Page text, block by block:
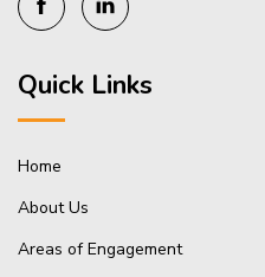
Quick Links
Home
About Us
Areas of Engagement